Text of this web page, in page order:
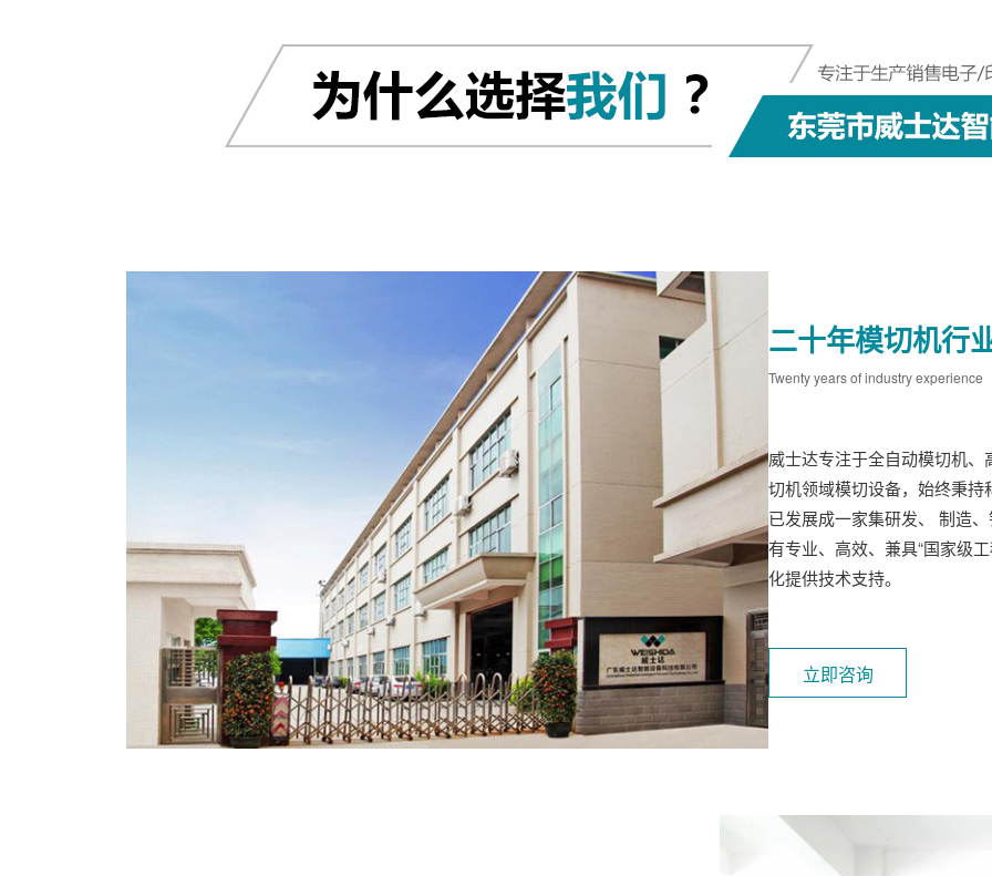
二十年模切机行
Twenty years of industry experience
威士达专注于全自动模切机
切机领域模切设备，始终秉
已发展成一家集研发、 制造
有专业、高效、兼具“国家级
化提供技术支持。
立即咨询